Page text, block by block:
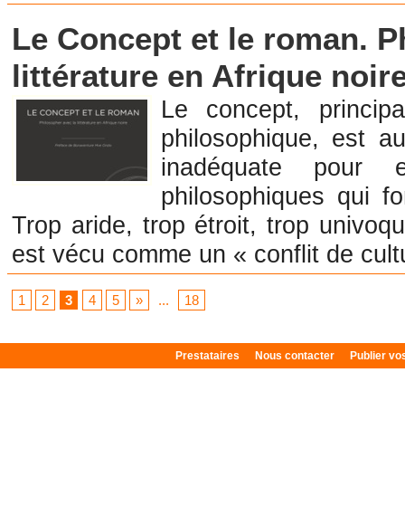
Le Concept et le roman.
littérature en Afrique
Le concept,
philosophique, est
inadéquate pour
philosophiques qui
Trop aride, trop étroit, trop
est vécu comme un « conflit de
1 2 3 4 5 » ... 18
Prestataires Nous contacter Publier